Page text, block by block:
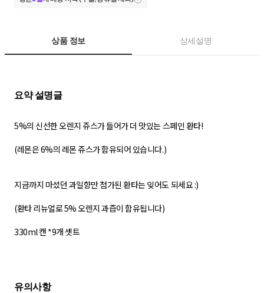
상품 정보 상세설명
요약 설명글
5%의 신선한 오렌지 쥬스가 들어가 더 맛있는 스페인 환타!
(레몬은 6%의 레몬 쥬스가 함유되어 있습니다.)
지금까지 마셨던 과일향만 첨가된 환타는 잊어도 되세요 :)
(환타 리뉴얼로 5% 오렌지 과즙이 함유됩니다)
330ml 캔 *9개 셋트
유의사항